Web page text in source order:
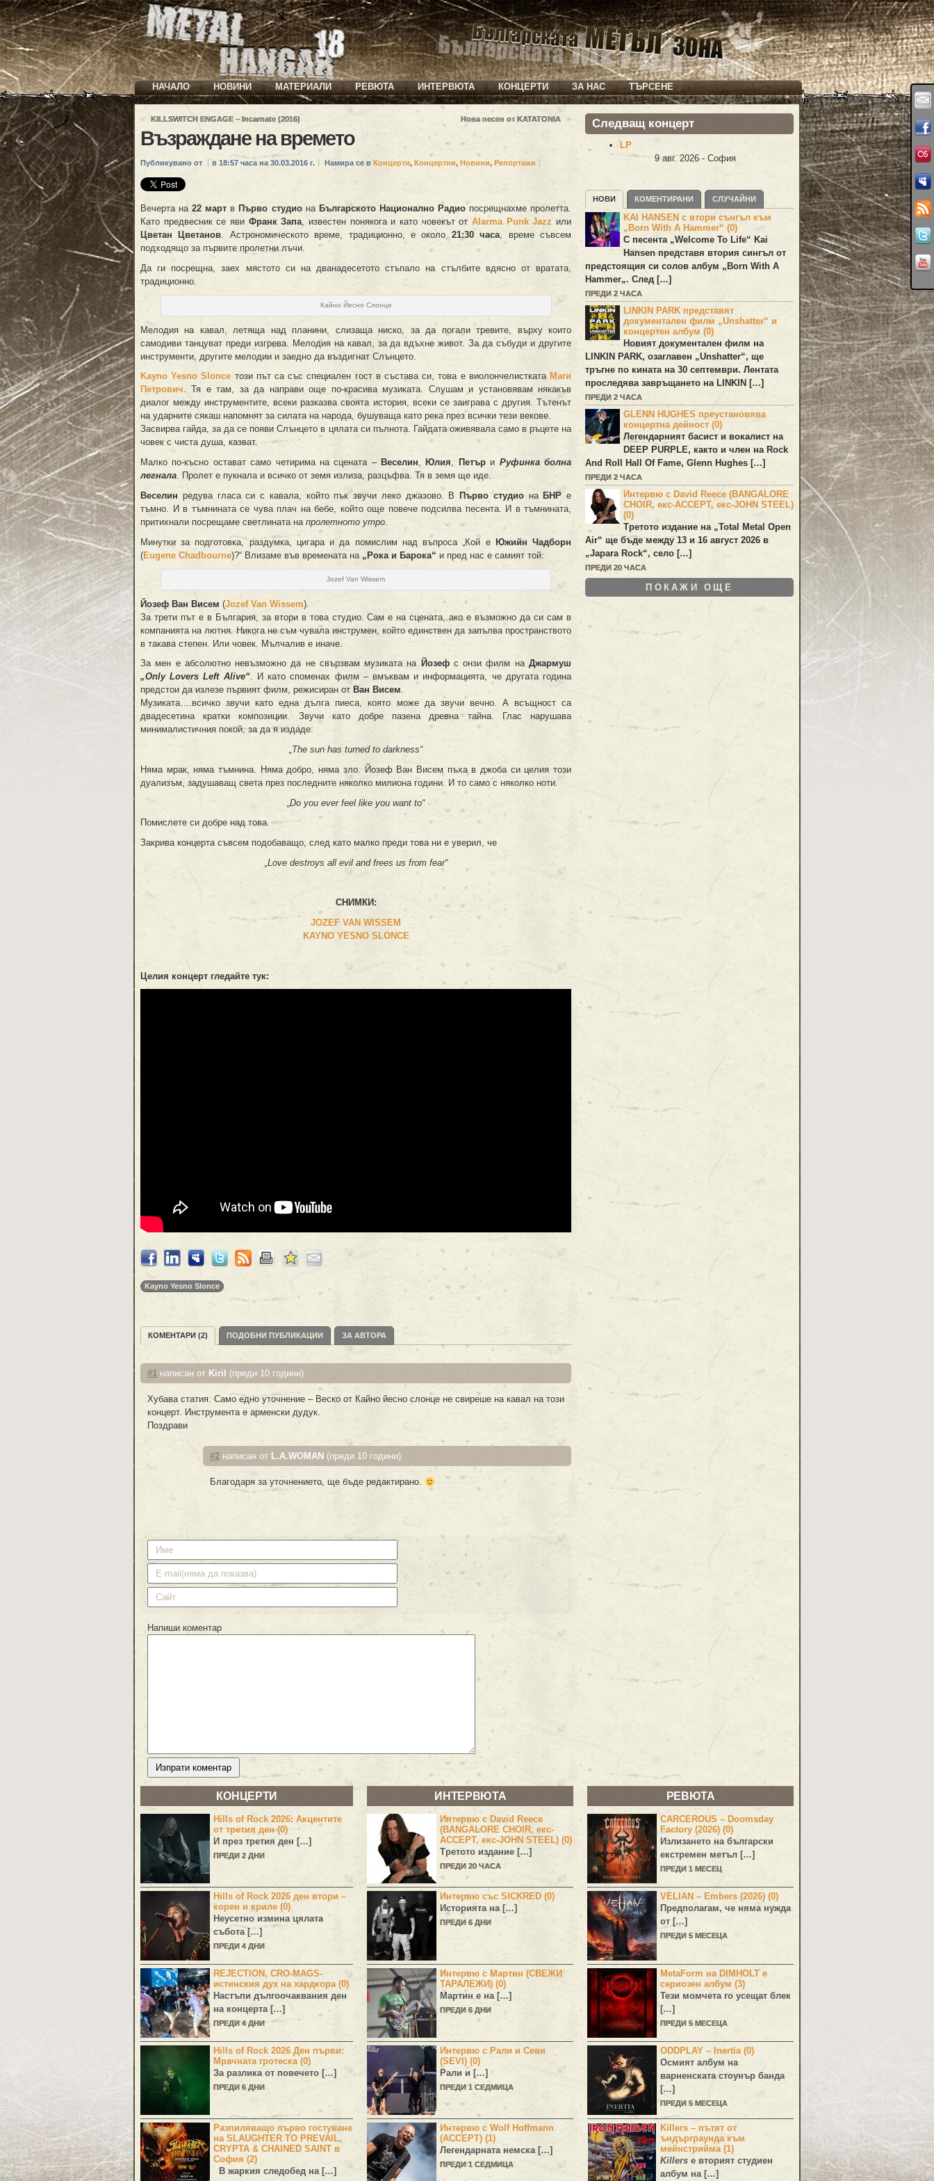
НАЧАЛО НОВИНИ МАТЕРИАЛИ РЕВЮТА ИНТЕРВЮТА КОНЦЕРТИ ЗА НАС ТЪРСЕНЕ
« KILLSWITCH ENGAGE – Incarnate (2016) Нова песен от KATATONIA »
Възраждане на времето
Публикувано от в 18:57 часа на 30.03.2016 г. Намира се в Концерти, Концертни, Новини, Репортажи
Вечерта на22 март в Първо студионаБългарското Национално Радиопосрещнахме пролетта.
Като предвесник се яви Франк Запа , известен понякога и като човекът отAlarma Punk Jazz или
Цветан Цветанов . Астрономическото време, традиционно, е около 21:30 часа , време съвсем
подходящо за първите пролетни лъчи.
Да ги посрещна, заех мястото си на дванадесетото стъпало на стълбите вдясно от вратата,
традиционно.
Кайно Йесно Слонце
Мелодия на кавал, летяща над планини, слизаща ниско, за да погали тревите, върху които
самодиви танцуват преди изгрева. Мелодия на кавал, за да вдъхне живот. За да събуди и другите
инструменти, другите мелодии и заедно да въздигнат Слънцето.
Kayno Yesno Slonce този път са със специален гост в състава си, това е виолончелисткатаМаги
Петрович. Тя е там, за да направи още по-красива музиката. Слушам и установявам някакъв
диалог между инструментите, всеки разказва своята история, всеки се заиграва с другия. Тътенът
на ударните сякаш напомнят за силата на народа, бушуваща като река през всички тези векове.
Засвирва гайда, за да се появи Слънцето в цялата си пълнота. Гайдата оживявала само в ръцете на
човек с чиста душа, казват.
Малко по-късно остават само четирима на сцената –Веселин, Юлия, Петъри Руфинка болна
легнала. Пролет е пукнала и всичко от земя излиза, разцъфва. Тя в земя ще иде.
Веселин редува гласа си с кавала, който пък звучи леко джазово. В Първо студионаБНР е
тъмно. И в тъмнината се чува плач на бебе, който още повече подсилва песента. И в тъмнината,
притихнали посрещаме светлината на пролетното утро
Минутки за подготовка, раздумка, цигара и да помислим над въпроса „Кой е Южийн Чадборн
(Eugene Chadbourne)?“ Влизаме във времената на „Рока и Барока“ и пред нас е самият той:
Jozef Van Wissem
Йозеф Ван Висем (Jozef Van Wissem).
За трети път е в България, за втори в това студио. Сам е на сцената, ако е възможно да си сам в
компанията на лютня. Никога не съм чувала инструмен, който единствен да запълва пространството
в такава степен. Или човек. Мълчалив е иначе.
За мен е абсолютно невъзможно да не свързвам музиката на Йозефс онзи филм наДжармуш
„Only Lovers Left Alive“. И като споменах филм – вмъквам и информацията, че другата година
предстои да излезе първият филм, режисиран от Ван Висем.
Музиката….всичко звучи като една дълга пиеса, която може да звучи вечно. А всъщност са
двадесетина кратки композиции. Звучи като добре пазена древна тайна. Глас нарушава
минималистичния покой, за да я издаде:
„The sun has turned to darkness“
Няма мрак, няма тъмнина. Няма добро, няма зло. Йозеф Ван Висем пъха в джоба си целия този
дуализъм, задушаващ света през последните няколко милиона години. И то само с няколко ноти.
„Do you ever feel like you want to“
Помислете си добре над това.
Закрива концерта съвсем подобаващо, след като малко преди това ни е уверил, че
„Love destroys all evil and frees us from fear“
СНИМКИ :
JOZEF VAN WISSEM
KAYNO YESNO SLONCE
Целия концерт гледайте тук:
Kayno Yesno Slonce
КОМЕНТАРИ (2) ПОДОБНИ ПУБЛИКАЦИИ ЗА АВТОРА
#1 написан от Kiril (преди 10 години)
Хубава статия. Само едно уточнение – Веско от Кайно йесно слонце не свиреше на кавал на този
концерт. Инструмента е арменски дудук.
Поздрави
#2 написан от L.A.WOMAN (преди 10 години)
Благодаря за уточнението, ще бъде редактирано.
Напиши коментар
Следващ концерт
LP
9 авг. 2026 - София
НОВИ КОМЕНТИРАНИ СЛУЧАЙНИ
KAI HANSEN с втори сънгъл към
„Born With A Hammer“ (0)
С песента „Welcome To Life“ Kai
Hansenпредставя втория сингъл от
предстоящия си солов албум „ Born With A
Hammer„. След […]
ПРЕДИ 2 ЧАСА
LINKIN PARK представят
документален филм „Unshatter“ и
концертен албум (0)
Новият документален филм на
LINKIN PARK, озаглавен „Unshatter“, ще
тръгне по кината на 30 септември. Лентата
проследява завръщането наLINKIN […]
ПРЕДИ 2 ЧАСА
GLENN HUGHES преустановява
концертна дейност (0)
Легендарният басист и вокалист на
DEEP PURPLE, както и член на Rock
And Roll Hall Of Fame, Glenn Hughes […]
ПРЕДИ 2 ЧАСА
Интервю с David Reece (BANGALORE
CHOIR, екс-ACCEPT, екс-JOHN STEEL)
(0)
Третото издание на „Total Metal Open
Air“ ще бъде между 13 и 16 август 2026 в
„Japara Rock“, село […]
ПРЕДИ 20 ЧАСА
ПОКАЖИ ОЩЕ
КОНЦЕРТИ
Hills of Rock 2026: Акцентите
от третия ден (0)
И през третия ден […]
ПРЕДИ 2 ДНИ
Hills of Rock 2026 ден втори –
корен и криле (0)
Неусетно измина цялата
събота […]
ПРЕДИ 4 ДНИ
REJECTION, CRO-MAGS-
истинския дух на хардкора (0)
Настъпи дългоочаквания ден
на концерта […]
ПРЕДИ 4 ДНИ
Hills of Rock 2026 Ден първи:
Мрачната гротеска (0)
За разлика от повечето […]
ПРЕДИ 6 ДНИ
Разпиляващо първо гостуване
на SLAUGHTER TO PREVAIL,
CRYPTA & CHAINED SAINT в
София (2)
В жаркия следобед на […]
ИНТЕРВЮТА
Интервю с David Reece
(BANGALORE CHOIR, екс-
ACCEPT, екс-JOHN STEEL) (0)
Третото издание […]
ПРЕДИ 20 ЧАСА
Интервю със SICKRED (0)
Историята на […]
ПРЕДИ 6 ДНИ
Интервю с Мартин (СВЕЖИ
ТАРАЛЕЖИ) (0)
Мартин е на […]
ПРЕДИ 6 ДНИ
Интервю с Рали и Севи
(SEVI) (0)
Рали и […]
ПРЕДИ 1 СЕДМИЦА
Интервю с Wolf Hoffmann
(ACCEPT) (1)
Легендарната немска […]
ПРЕДИ 1 СЕДМИЦА
РЕВЮТА
CARCEROUS – Doomsday
Factory (2026) (0)
Излизането на български
екстремен метъл […]
ПРЕДИ 1 МЕСЕЦ
VELIAN – Embers (2026) (0)
Предполагам, че няма нужда
от […]
ПРЕДИ 5 МЕСЕЦА
MetaForm на DIMHOLT е
сериозен албум (3)
Тези момчета го усещат блек
[…]
ПРЕДИ 5 МЕСЕЦА
ODDPLAY – Inertia (0)
Осмият албум на
варненската стоунър банда
[…]
ПРЕДИ 5 МЕСЕЦА
Killers – пътят от
ъндърграунда към
мейнстрийма (1)
Killers е вторият студиен
албум на […]